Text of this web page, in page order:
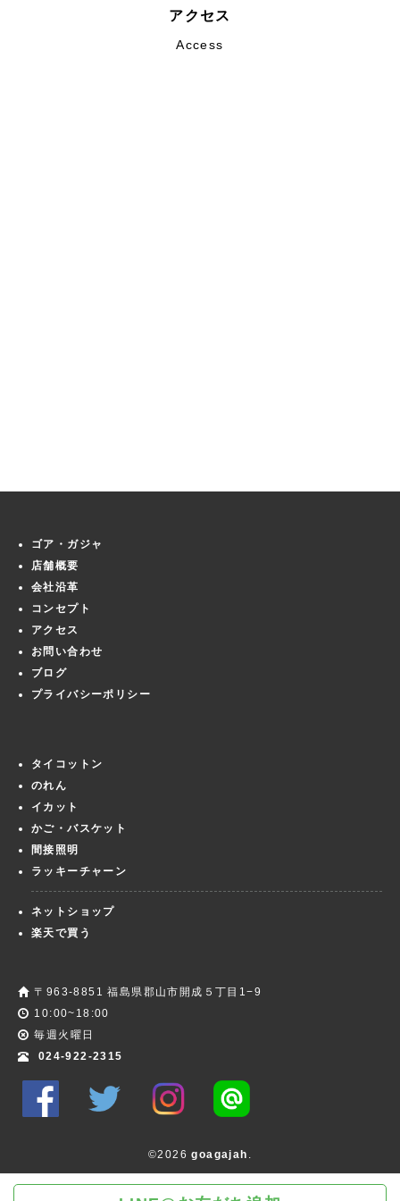
アクセス
Access
ゴア・ガジャ
店舗概要
会社沿革
コンセプト
アクセス
お問い合わせ
ブログ
プライバシーポリシー
タイコットン
のれん
イカット
かご・バスケット
間接照明
ラッキーチャーン
ネットショップ
楽天で買う
〒963-8851 福島県郡山市開成５丁目1−9
10:00~18:00
毎週火曜日
024-922-2315
©2026goagajah .